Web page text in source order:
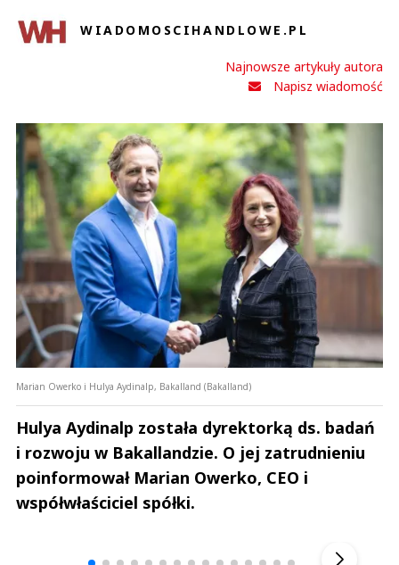
WIADOMOSCIHANDLOWE.PL
Najnowsze artykuły autora
Napisz wiadomość
Marian Owerko i Hulya Aydinalp, Bakalland (Bakalland)
Hulya Aydinalp została dyrektorką ds. badań
i rozwoju w Bakallandzie. O jej zatrudnieniu
poinformował Marian Owerko, CEO i
współwłaściciel spółki.